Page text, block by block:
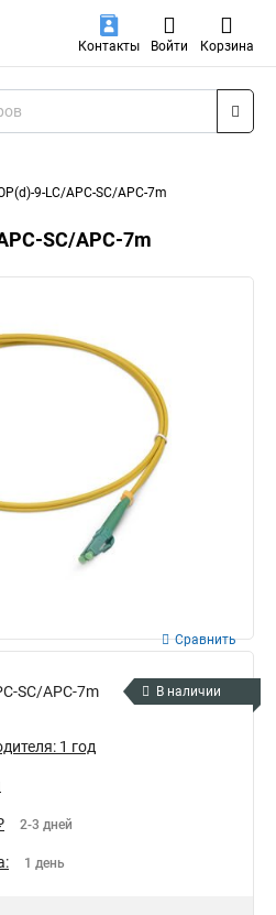
Контакты Войти Корзина
9-LC/APC-SC/APC-7m
SC/APC-7m
SC/APC-7m
Сравнить
В наличии
1 год
2-3 дней
1 день